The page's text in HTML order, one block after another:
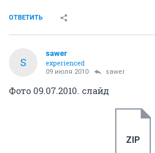
ОТВЕТИТЬ
S
sawer
experienced
09 июля 2010 sawer
Фото 09.07.2010. слайд
ZIP